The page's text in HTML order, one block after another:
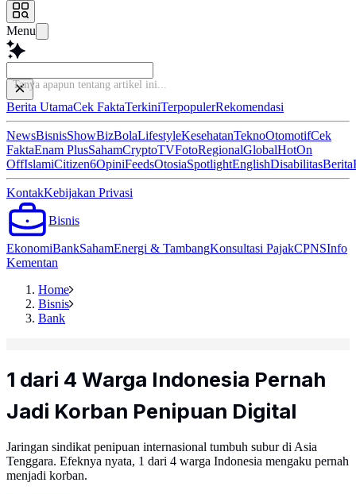
Menu
Tanya
Berita UtamaCek FaktaTerkiniTerpopulerRekomendasi
NewsBisnisShowBizBolaLifestyleKesehatanTeknoOtomotifCek
FaktaEnam PlusSahamCryptoTVFotoRegionalGlobalHotOn
OffIslamiCitizen6OpiniFeedsOtosiaSpotlightEnglishDisabilitasBerita
KontakKebijakan Privasi
Bisnis
EkonomiBankSahamEnergi & TambangKonsultasi PajakCPNSInfo
Kementan
Home
Bisnis
Bank
1 dari 4 Warga Indonesia Pernah
Jadi Korban Penipuan Digital
Jaringan sindikat penipuan internasional tumbuh subur di Asia
Tenggara. Efeknya nyata, 1 dari 4 warga Indonesia mengaku pernah
menjadi korban.